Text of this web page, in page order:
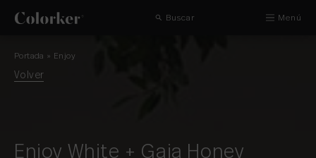
Buscar Menú
Portada » Enjoy
Volver
Enjoy White + Gaia Honey